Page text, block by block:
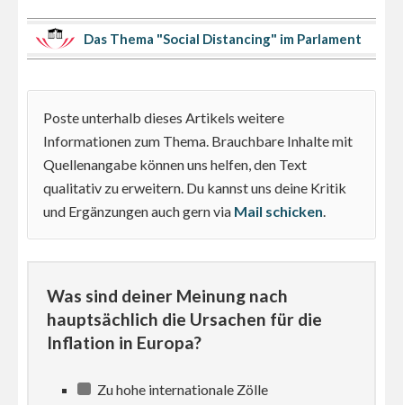
Das Thema "Social Distancing" im Parlament
Poste unterhalb dieses Artikels weitere
Informationen zum Thema. Brauchbare Inhalte mit
Quellenangabe können uns helfen, den Text
qualitativ zu erweitern. Du kannst uns deine Kritik
und Ergänzungen auch gern via Mail schicken.
Was sind deiner Meinung nach
hauptsächlich die Ursachen für die
Inflation in Europa?
Zu hohe internationale Zölle